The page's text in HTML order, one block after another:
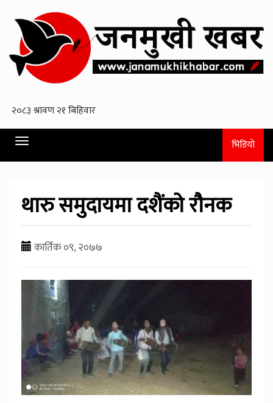
Toggle
navigation
भिडियो
थारु समुदायमा दशैंको रौनक
कार्तिक ०९, २०७७